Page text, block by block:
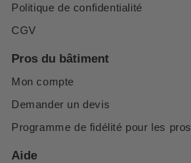
Politique de confidentialité
CGV
Pros du bâtiment
Mon compte
Demander un devis
Programme de fidélité pour les pros
Aide